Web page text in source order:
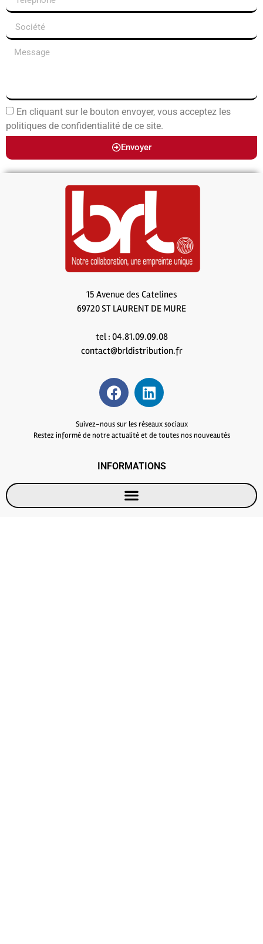
En cliquant sur le bouton envoyer, vous acceptez les
politiques de confidentialité de ce site.
Envoyer
15 Avenue des Catelines
69720 ST LAURENT DE MURE
tel : 04.81.09.09.08
contact@brldistribution.fr
Suivez-nous sur les réseaux sociaux
Restez informé de notre actualité et de toutes nos nouveautés
INFORMATIONS